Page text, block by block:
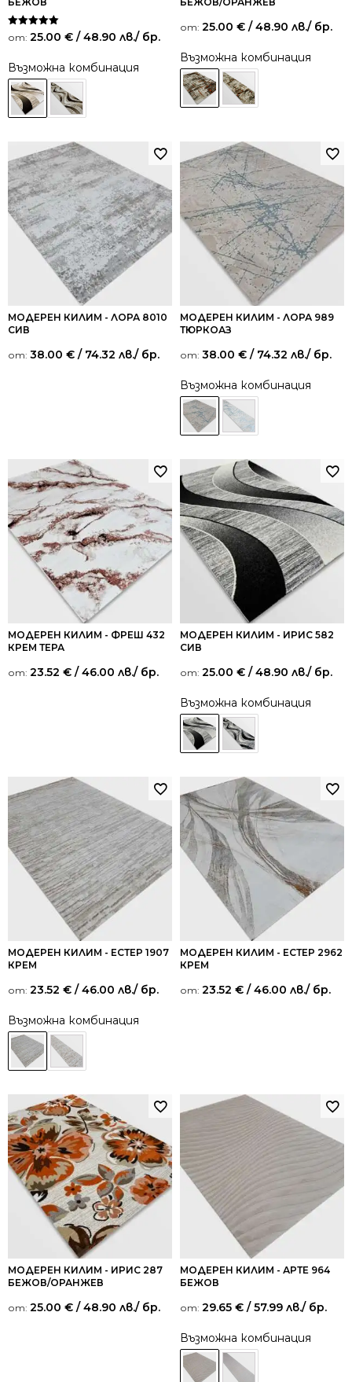
Оценено на
5.00
от: 25.00 € / 48.90 лв./ бр.
Възможна комбинация
от: 25.00 € / 48.90 лв./ бр.
Възможна комбинация
МОДЕРЕН КИЛИМ - ЛОРА 8010
СИВ
от: 38.00 € / 74.32 лв./ бр.
МОДЕРЕН КИЛИМ - ЛОРА 989
ТЮРКОАЗ
от: 38.00 € / 74.32 лв./ бр.
Възможна комбинация
МОДЕРЕН КИЛИМ - ФРЕШ 432
КРЕМ ТЕРА
от: 23.52 € / 46.00 лв./ бр.
МОДЕРЕН КИЛИМ - ИРИС 582
СИВ
от: 25.00 € / 48.90 лв./ бр.
Възможна комбинация
МОДЕРЕН КИЛИМ - ЕСТЕР 1907
КРЕМ
от: 23.52 € / 46.00 лв./ бр.
Възможна комбинация
МОДЕРЕН КИЛИМ - ЕСТЕР 2962
КРЕМ
от: 23.52 € / 46.00 лв./ бр.
МОДЕРЕН КИЛИМ - ИРИС 287
БЕЖОВ/ОРАНЖЕВ
от: 25.00 € / 48.90 лв./ бр.
МОДЕРЕН КИЛИМ - АРТЕ 964
БЕЖОВ
от: 29.65 € / 57.99 лв./ бр.
Възможна комбинация